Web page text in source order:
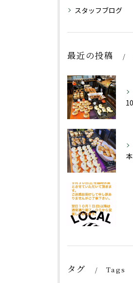
スタッフブログ
最近の投稿
タグ Tags